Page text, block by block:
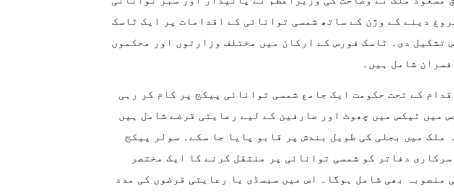
دینے کے وژن کے ساتھ شمسی توانائی کے اقدامات پر ایک ٹاسک
تشکیل دی۔ ٹاسک فورس کے ارکان میں مختلف وزارتوں اور محکموں
شامل ہیں۔
کے تحت حکومت ایک جامع شمسی توانائی پیکج پر کام کر رہی
میں ٹیکس میں چھوٹ اور صارفین کے لیے رعایتی قرضے شامل ہیں
ملک میں بجلی کی طویل بندش پر قابو پایا جا سکے۔ سولر پیکج
سرکاری دفاتر کو شمسی توانائی پر منتقل کرنے کا ایک مختصر
منصوبہ بھی شامل ہوگا۔ اس میں سبسڈی یا رعایتی قرضوں کی مدد